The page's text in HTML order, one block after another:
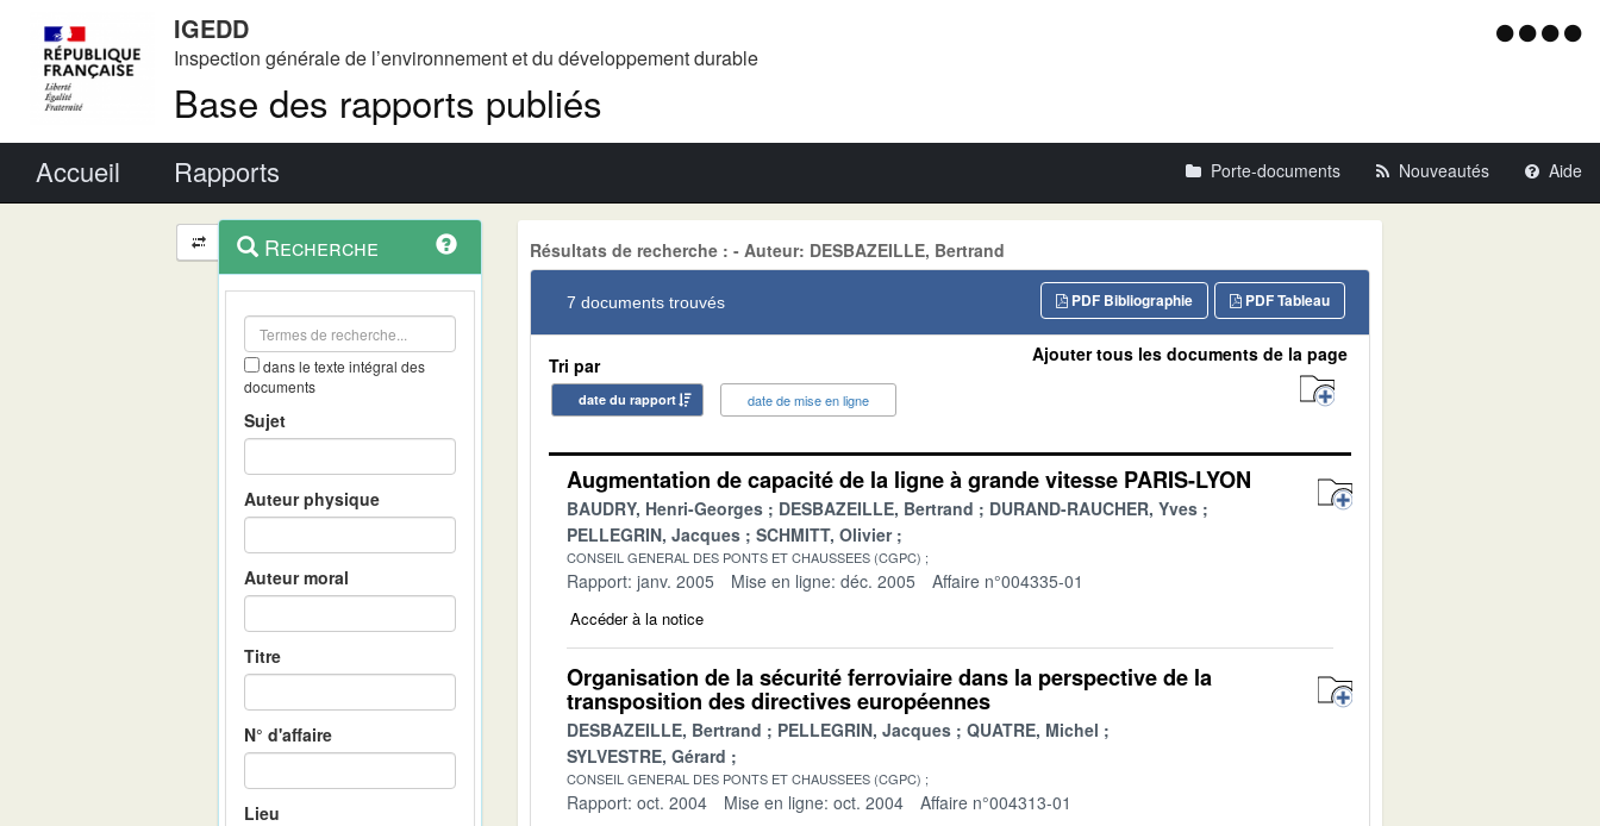
IGEDD
Inspection générale de l’environnement et du développement durable
Base des rapports publiés
Menu
Accueil Rapports Porte-documents Nouveautés Aide
Navigation
et
outils
contextuel
Recherche
dans le texte intégral des
documents
Sujet
Auteur physique
Auteur moral
Titre
N° d'affaire
Lieu
Résultats de recherche : - Auteur: DESBAZEILLE, Bertrand
7 documents trouvés PDF Tableau
PDF Bibliographie
Tri par
date du rapport date de mise en ligne
Ajouter tous les documents de la page
Augmentation de capacité de la ligne à grande vitesse PARIS-LYON
BAUDRY, Henri-Georges DESBAZEILLE, Bertrand
DURAND-RAUCHER, Yves
PELLEGRIN, Jacques
SCHMITT, Olivier
CONSEIL GENERAL DES PONTS ET CHAUSSEES (CGPC)
Rapport: janv. 2005 Mise en ligne: déc. 2005 Affaire n°004335-01
Accéder à la notice
Organisation de la sécurité ferroviaire dans la perspective de la
transposition des directives européennes
DESBAZEILLE, Bertrand PELLEGRIN, Jacques
QUATRE, Michel
SYLVESTRE, Gérard
CONSEIL GENERAL DES PONTS ET CHAUSSEES (CGPC)
Rapport: oct. 2004 Mise en ligne: oct. 2004 Affaire n°004313-01